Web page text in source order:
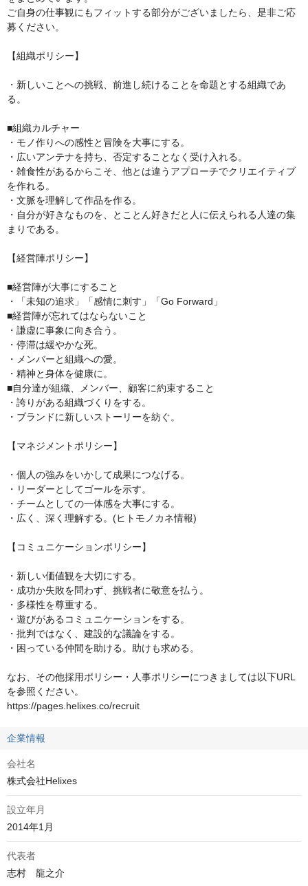
ご自身の仕事観にもフィットする部分がございましたら、是非ご応
募ください。
【組織ポリシー】
・新しいことへの挑戦、前進し続けることを命題とする組織であ
る。
■組織カルチャー
・モノ作りへの感性と冒険を大事にする。
・広いアンテナを持ち、否定することなく受け入れる。
・雑食性があるからこそ、他とは違うアプローチでクリエイティブ
を作れる。
・文脈を理解して作品を作る。
・自分が好きなものを、とことん好きだと人に伝えられる人達の集
まりである。
【経営陣ポリシー】
■経営陣が大事にすること
・「未知の追求」「感情に刺す」「Go Forward」
■経営陣が忘れてはならないこと
・謙虚に事象に向き合う。
・停滞は緩やかな死。
・メンバーと組織への愛。
・精神と身体を健康に。
■自分達が組織、メンバー、顧客に約束すること
・誇りがある組織づくりをする。
・ブランドに新しいストーリーを紡ぐ。
【マネジメントポリシー】
・個人の強みをいかして成果につなげる。
・リーダーとしてゴールを示す。
・チームとしての一体感を大事にする。
・広く、深く理解する。(ヒトモノカネ情報)
【コミュニケーションポリシー】
・新しい価値観を大切にする。
・成功か失敗を問わず、挑戦者に敬意を払う。
・多様性を尊重する。
・遊びがあるコミュニケーションをする。
・批判ではなく、建設的な議論をする。
・困っている仲間を助ける。助けも求める。
なお、その他採用ポリシー・人事ポリシーにつきましては以下URL
を参照ください。
https://pages.helixes.co/recruit
企業情報
会社名
株式会社Helixes
設立年月
2014年1月
代表者
志村　龍之介